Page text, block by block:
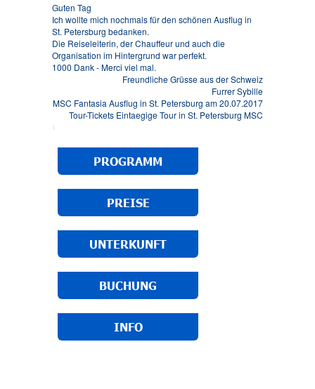
Guten Tag
Ich wollte mich nochmals für den schönen Ausflug in
St. Petersburg bedanken.
Die Reiseleiterin, der Chauffeur und auch die
Organisation im Hintergrund war perfekt.
1000 Dank - Merci viel mal.
Freundliche Grüsse aus der Schweiz
Furrer Sybille
MSC Fantasia Ausflug in St. Petersburg am 20.07.2017
Tour-Tickets Eintaegige Tour in St. Petersburg MSC
Wir müssen uns bedanken, die Ausflüge waren ganz
toll und unvergesslich! Es hätte nicht besser sein
können.
Gästebuch fertigen.
Viele liebe Grüße aus dem kalten Deutschland
Petra und Andreas
Kreuzfahrtreise nach St. Petersburg "Costa Pacifica"
PROGRAMM
PREISE
UNTERKUNFT
BUCHUNG
INFO